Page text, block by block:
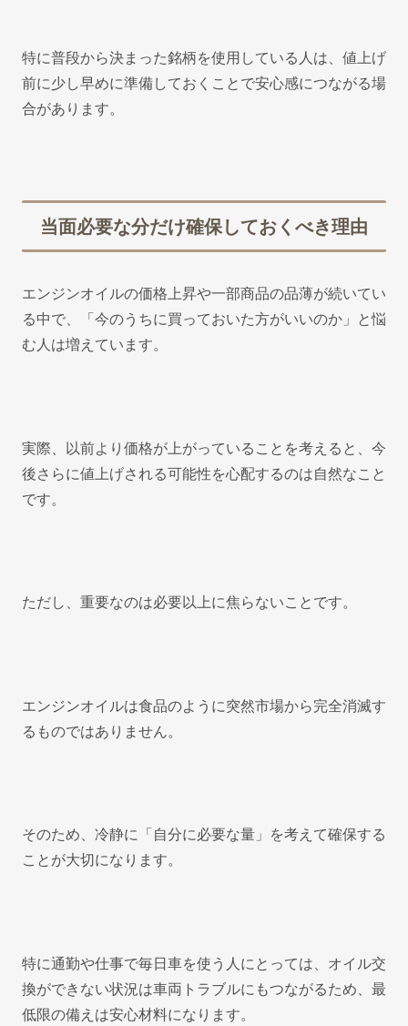
特に普段から決まった銘柄を使用している人は、値上げ
前に少し早めに準備しておくことで安心感につながる場
合があります。
当面必要な分だけ確保しておくべき理由
エンジンオイルの価格上昇や一部商品の品薄が続いてい
る中で、「今のうちに買っておいた方がいいのか」と悩
む人は増えています。
実際、以前より価格が上がっていることを考えると、今
後さらに値上げされる可能性を心配するのは自然なこと
です。
ただし、重要なのは必要以上に焦らないことです。
エンジンオイルは食品のように突然市場から完全消滅す
るものではありません。
そのため、冷静に「自分に必要な量」を考えて確保する
ことが大切になります。
特に通勤や仕事で毎日車を使う人にとっては、オイル交
換ができない状況は車両トラブルにもつながるため、最
低限の備えは安心材料になります。